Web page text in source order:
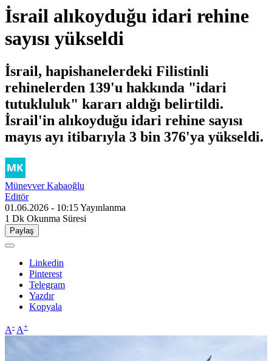
İsrail alıkoyduğu idari rehine
sayısı yükseldi
İsrail, hapishanelerdeki Filistinli
rehinelerden 139'u hakkında "idari
tutukluluk" kararı aldığı belirtildi.
İsrail'in alıkoyduğu idari rehine sayısı
mayıs ayı itibarıyla 3 bin 376'ya yükseldi.
Münevver Kabaoğlu
Editör
01.06.2026 - 10:15Yayınlanma
1 Dk Okunma Süresi
Paylaş
Linkedin
Pinterest
Telegram
Yazdır
Kopyala
A- A+